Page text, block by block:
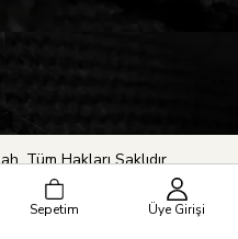
Tüm Hakları Saklıdır.
Sepetim Üye Girişi